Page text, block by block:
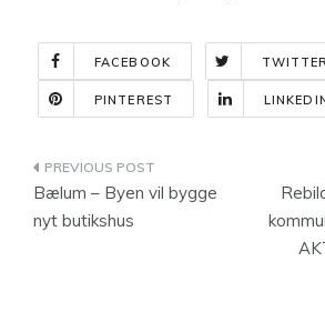
FACEBOOK
PINTEREST
Indlægsnavigation
Bælum – Byen vil bygge
nyt butikshus